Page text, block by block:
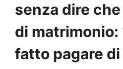
senza dire
di matrimonio:
fatto pagare di